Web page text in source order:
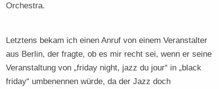
Orchestra.
Letztens bekam ich einen Anruf von einem Veranstalter
aus Berlin, der fragte, ob es mir recht sei, wenn er seine
Veranstaltung von „friday night, jazz du jour“ in „black
friday“ umbenennen würde, da der Jazz doch